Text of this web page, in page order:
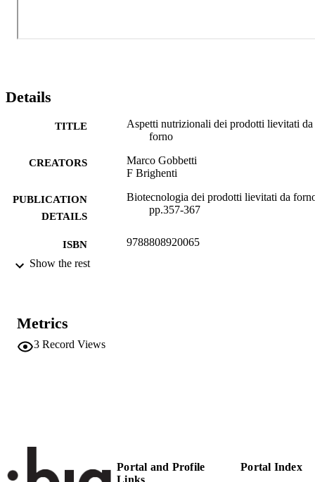
Details
TITLE
Aspetti nutrizionali dei prodotti lievitati da
forno
CREATORS
Marco Gobbetti
F Brighenti
PUBLICATION
DETAILS
Biotecnologia dei prodotti lievitati da
pp.357-367
ISBN 9788808920065
EDITION
ACADEMIC Faculty of Agricultural, Environmental
Show the rest
Metrics
3 Record Views
Portal and Profile
Links
Portal Index